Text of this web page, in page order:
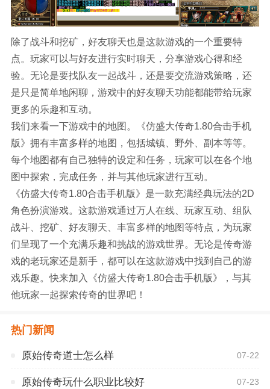
除了战斗和挖矿，好友聊天也是这款游戏的一个重要特
点。玩家可以与好友进行实时聊天，分享游戏心得和经
验。无论是要找队友一起战斗，还是要交流游戏策略，还
是只是简单地闲聊，游戏中的好友聊天功能都能带给玩家
更多的乐趣和互动。
我们来看一下游戏中的地图。《仿盛大传奇1.80合击手机
版》拥有丰富多样的地图，包括城镇、野外、副本等等。
每个地图都有自己独特的设定和任务，玩家可以在各个地
图中探索，完成任务，并与其他玩家进行互动。
《仿盛大传奇1.80合击手机版》是一款充满经典玩法的2D
角色扮演游戏。这款游戏通过万人在线、玩家互动、组队
战斗、挖矿、好友聊天、丰富多样的地图等特点，为玩家
们呈现了一个充满乐趣和挑战的游戏世界。无论是传奇游
戏的老玩家还是新手，都可以在这款游戏中找到自己的游
戏乐趣。快来加入《仿盛大传奇1.80合击手机版》，与其
他玩家一起探索传奇的世界吧！
热门新闻
原始传奇道士怎么样 07-22
原始传奇玩什么职业比较好 07-23